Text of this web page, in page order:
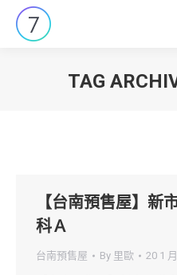
TAG
【台南預售屋】新
科Ａ
台南預售屋 By 里歐 20 1